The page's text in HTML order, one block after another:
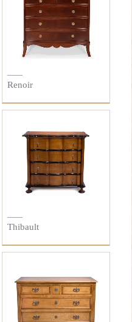
Renoir
Thibault